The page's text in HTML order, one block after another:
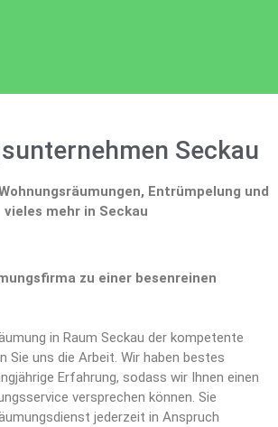
Seckau
Entrümpelung und
vieles mehr in Seckau
zu einer besenreinen
in Raum Seckau der kompetente
Sie uns die Arbeit. Wir haben bestes
Erfahrung, sodass wir Ihnen einen
versprechen können. Sie
jederzeit in Anspruch